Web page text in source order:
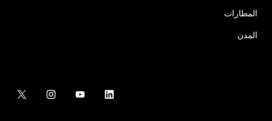
المطارات
المدن